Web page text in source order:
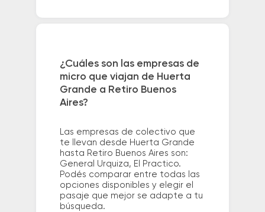
¿Cuáles son las empresas de
micro que viajan de Huerta
Grande a Retiro Buenos
Aires?
Las empresas de colectivo que
te llevan desde Huerta Grande
hasta Retiro Buenos Aires son:
General Urquiza, El Practico.
Podés comparar entre todas las
opciones disponibles y elegir el
pasaje que mejor se adapte a tu
búsqueda.